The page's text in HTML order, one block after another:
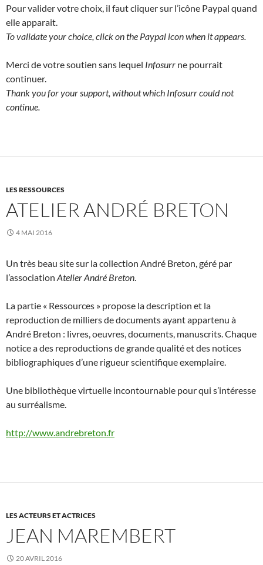
Pour valider votre choix, il faut cliquer sur l’icône Paypal quand
elle apparait.
To validate your choice, click on the Paypal icon when it appears.
Merci de votre soutien sans lequel Infosurr ne pourrait
continuer.
Thank you for your support, without which Infosurr could not
continue.
LES RESSOURCES
ATELIER ANDRÉ BRETON
4 MAI 2016
Un très beau site sur la collection André Breton, géré par
l’association Atelier André Breton.
La partie « Ressources » propose la description et la
reproduction de milliers de documents ayant appartenu à
André Breton : livres, oeuvres, documents, manuscrits. Chaque
notice a des reproductions de grande qualité et des notices
bibliographiques d’une rigueur scientifique exemplaire.
Une bibliothèque virtuelle incontournable pour qui s’intéresse
au surréalisme.
http://www.andrebreton.fr
LES ACTEURS ET ACTRICES
JEAN MAREMBERT
20 AVRIL 2016